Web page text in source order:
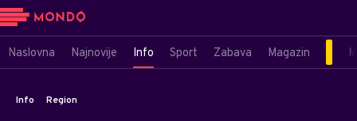
Naslovna Najnovije Info Sport Zabava Magazin
Info Region